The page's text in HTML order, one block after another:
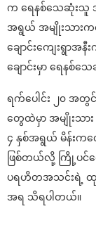
က ရေနစ်သေဆုံးသူ
အရွယ် အမျိုးသား
ချောင်းကျေးရွာအ
ချောင်းမှာ ရေနစ်သ
ရက်ပေါင်း ၂၀ အတွ
တွေထဲမှာ အမျိုးသာ
၄ နှစ်အရွယ် မိန်းကလ
ဖြစ်တယ်လို့ ကြို့ပင်
ပရဟိတအသင်းရဲ့ ထု
အရ သိရပါတယ်။